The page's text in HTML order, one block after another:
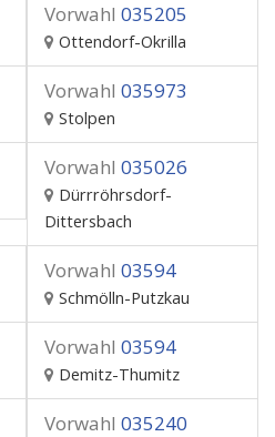
Vorwahl 035205
Ottendorf-Okrilla
Vorwahl 035973
Stolpen
Vorwahl 035026
Dürrröhrsdorf-
Dittersbach
Vorwahl 03594
Schmölln-Putzkau
Vorwahl 03594
Demitz-Thumitz
Vorwahl 035240